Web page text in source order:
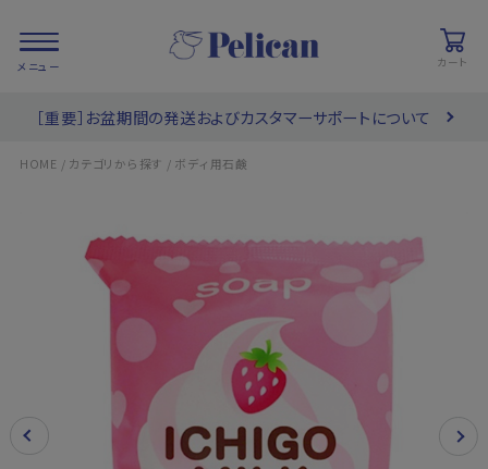
カート
PRODUCTS / 商品を探す
COLLECTIONS / ブランド一覧
［重要］お盆期間の発送およびカスタマーサポートについて
HOME / カテゴリから探す / ボディ用石鹸